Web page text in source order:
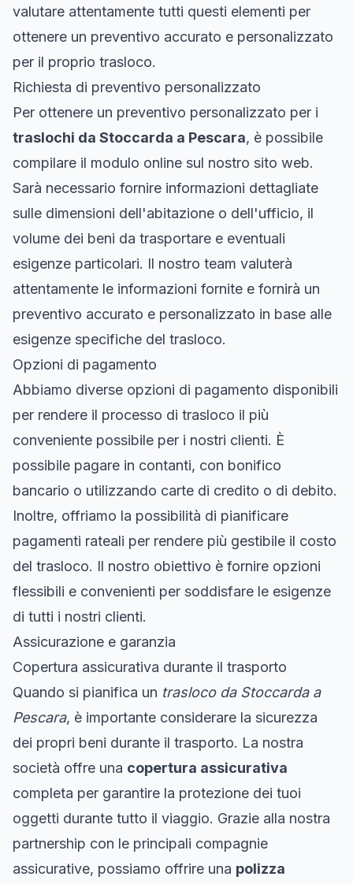
valutare attentamente tutti questi elementi per
ottenere un preventivo accurato e personalizzato
per il proprio trasloco.
Richiesta di preventivo personalizzato
Per ottenere un preventivo personalizzato per i
traslochi da Stoccarda a Pescara, è possibile
compilare il modulo online sul nostro sito web.
Sarà necessario fornire informazioni dettagliate
sulle dimensioni dell'abitazione o dell'ufficio, il
volume dei beni da trasportare e eventuali
esigenze particolari. Il nostro team valuterà
attentamente le informazioni fornite e fornirà un
preventivo accurato e personalizzato in base alle
esigenze specifiche del trasloco.
Opzioni di pagamento
Abbiamo diverse opzioni di pagamento disponibili
per rendere il processo di trasloco il più
conveniente possibile per i nostri clienti. È
possibile pagare in contanti, con bonifico
bancario o utilizzando carte di credito o di debito.
Inoltre, offriamo la possibilità di pianificare
pagamenti rateali per rendere più gestibile il costo
del trasloco. Il nostro obiettivo è fornire opzioni
flessibili e convenienti per soddisfare le esigenze
di tutti i nostri clienti.
Assicurazione e garanzia
Copertura assicurativa durante il trasporto
Quando si pianifica un trasloco da Stoccarda a
Pescara, è importante considerare la sicurezza
dei propri beni durante il trasporto. La nostra
società offre una copertura assicurativa
completa per garantire la protezione dei tuoi
oggetti durante tutto il viaggio. Grazie alla nostra
partnership con le principali compagnie
assicurative, possiamo offrire una polizza